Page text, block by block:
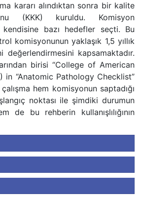
kararı alındıktan sonra bir kalite
(KKK) kuruldu. Komisyon
bazı hedefler seçti. Bu
komisyonunun yaklaşık 1,5 yıllık
değerlendirmesini kapsamaktadır.
birisi “College of American
in “Anatomic Pathology Checklist”
hem komisyonun saptadığı
noktası ile şimdiki durumun
de bu rehberin kullanışlılığının